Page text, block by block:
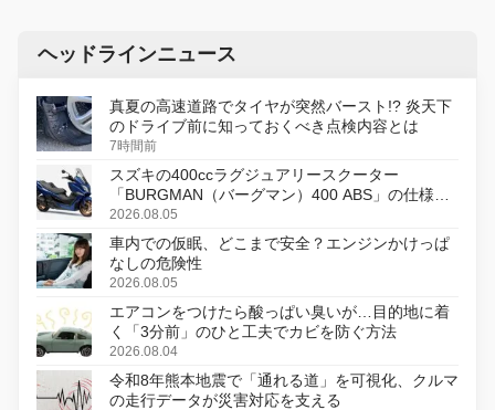
ヘッドラインニュース
真夏の高速道路でタイヤが突然バースト!? 炎天下
のドライブ前に知っておくべき点検内容とは
7時間前
スズキの400ccラグジュアリースクーター
「BURGMAN（バーグマン）400 ABS」の仕様を
変更し、8月18日に発売
2026.08.05
車内での仮眠、どこまで安全？エンジンかけっぱ
なしの危険性
2026.08.05
エアコンをつけたら酸っぱい臭いが…目的地に着
く「3分前」のひと工夫でカビを防ぐ方法
2026.08.04
令和8年熊本地震で「通れる道」を可視化、クルマ
の走行データが災害対応を支える